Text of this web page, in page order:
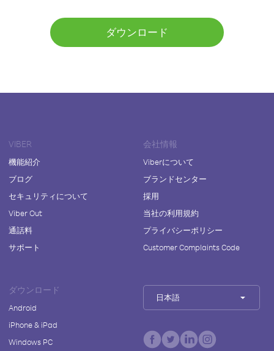
ダウンロード
VIBER
機能紹介
ブログ
セキュリティについて
Viber Out
通話料
サポート
会社情報
Viberについて
ブランドセンター
採用
当社の利用規約
プライバシーポリシー
Customer Complaints Code
ダウンロード
Android
iPhone & iPad
Windows PC
日本語